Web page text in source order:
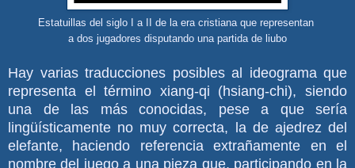
Estatuillas del siglo I a II de la era cristiana que representan
a dos jugadores disputando una partida de liubo
Hay varias traducciones posibles al ideograma que
representa el término xiang-qi (hsiang-chi), siendo
una de las más conocidas, pese a que sería
lingüísticamente no muy correcta, la de ajedrez del
elefante, haciendo referencia extrañamente en el
nombre del juego a una pieza que, participando en la